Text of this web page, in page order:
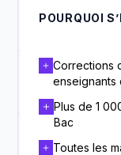
POURQUOI
Corrections
enseignants
Plus de 1
Bac
Toutes les